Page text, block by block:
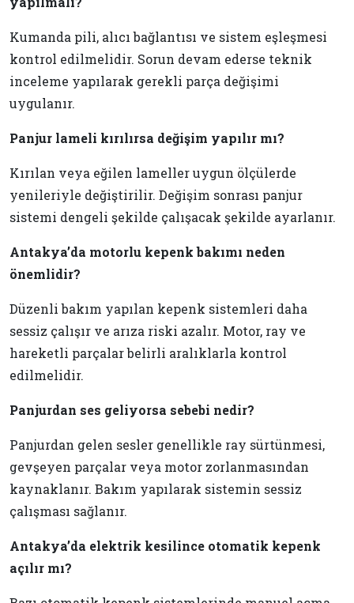
Kumanda pili, alıcı bağlantısı ve sistem eşleşmesi
kontrol edilmelidir. Sorun devam ederse teknik
inceleme yapılarak gerekli parça değişimi
uygulanır.
Panjur lameli kırılırsa değişim yapılır mı?
Kırılan veya eğilen lameller uygun ölçülerde
yenileriyle değiştirilir. Değişim sonrası panjur
sistemi dengeli şekilde çalışacak şekilde ayarlanır.
Antakya’da motorlu kepenk bakımı neden
önemlidir?
Düzenli bakım yapılan kepenk sistemleri daha
sessiz çalışır ve arıza riski azalır. Motor, ray ve
hareketli parçalar belirli aralıklarla kontrol
edilmelidir.
Panjurdan ses geliyorsa sebebi nedir?
Panjurdan gelen sesler genellikle ray sürtünmesi,
gevşeyen parçalar veya motor zorlanmasından
kaynaklanır. Bakım yapılarak sistemin sessiz
çalışması sağlanır.
Antakya’da elektrik kesilince otomatik kepenk
açılır mı?